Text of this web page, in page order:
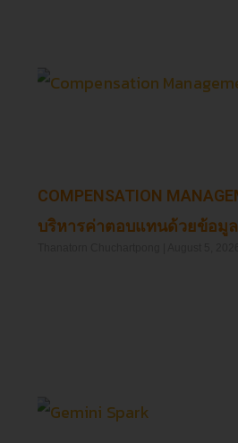
COMPENSATION
บริหารค่าตอบแทนด้วยข้อมูล